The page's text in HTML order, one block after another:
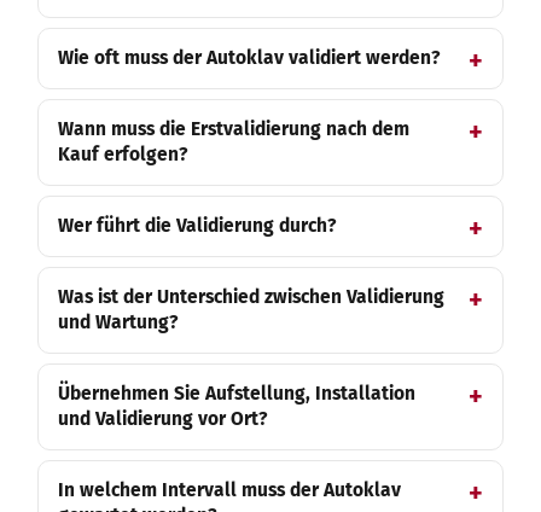
Wie oft muss der Autoklav validiert werden?
Wann muss die Erstvalidierung nach dem
Kauf erfolgen?
Wer führt die Validierung durch?
Was ist der Unterschied zwischen Validierung
und Wartung?
Übernehmen Sie Aufstellung, Installation
und Validierung vor Ort?
In welchem Intervall muss der Autoklav